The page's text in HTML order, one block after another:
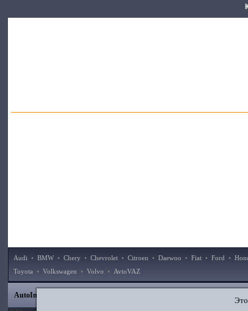
Audi • BMW • Chery • Chevrolet • Citroen • Daewoo • Fiat • Ford •
Toyota • Volkswagen • Volvo • AvtoVAZ
AutoInstruction.ru